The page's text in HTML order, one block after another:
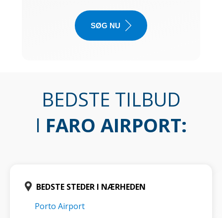
SØG NU
BEDSTE TILBUD
I FARO AIRPORT:
BEDSTE STEDER I NÆRHEDEN
Porto Airport